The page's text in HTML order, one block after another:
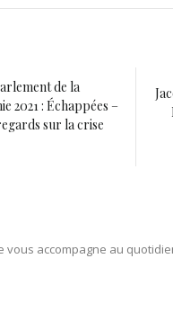
de la
2021 : Échappées –
sur la crise
vous accompagne au